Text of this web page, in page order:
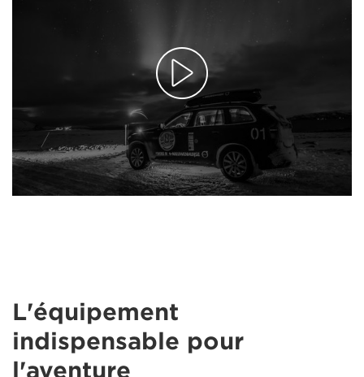
L'équipement
indispensable pour
l'aventure